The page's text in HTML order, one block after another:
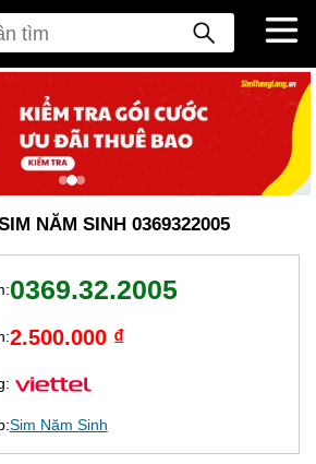
NĂM SINH 0369322005
0369.32.2005
2.500.000 ₫
Sim Năm Sinh